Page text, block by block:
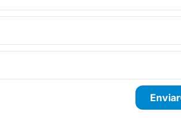
Enviar